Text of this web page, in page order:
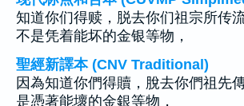
知道你们得赎，脱去你们祖宗所传
不是凭着能坏的金银等物，
聖經新譯本 (CNV Traditional)
因為知道你們得贖，脫去你們祖先
是憑著能壞的金銀等物，